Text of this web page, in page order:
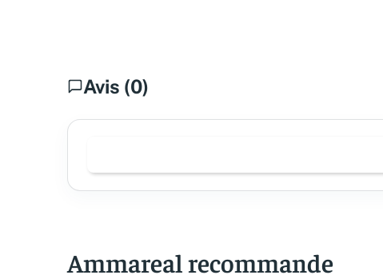
Avis (0)
Ammareal recommande